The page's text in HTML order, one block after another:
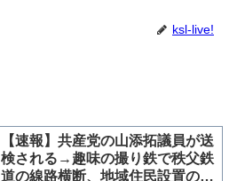
ksl-live!
【速報】共産党の山添拓議員が送
検される→趣味の撮り鉄で秩父鉄
道の線路横断、地域住民設置の勝